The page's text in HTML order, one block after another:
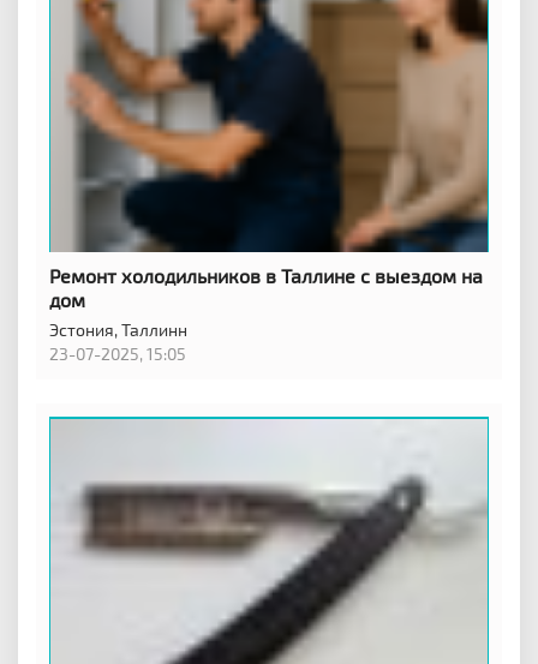
Ремонт холодильников в Таллине с выездом на
дом
Эстония,Таллинн
23-07-2025, 15:05